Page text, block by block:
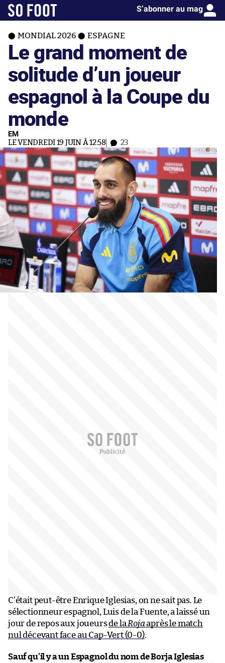
S’abonner au mag
MONDIAL 2026 ESPAGNE
Le grand moment de
solitude d’un joueur
espagnol à la Coupe du
monde
EM
LE VENDREDI 19 JUIN À 12:58 23
C’était peut-être Enrique Iglesias, on ne sait pas. Le
sélectionneur espagnol, Luis de la Fuente, a laissé un
jour de repos aux joueursde la Rojaaprès le match
nul décevant face au Cap-Vert (0-0).
Sauf qu’il y a un Espagnol du nom de Borja Iglesias